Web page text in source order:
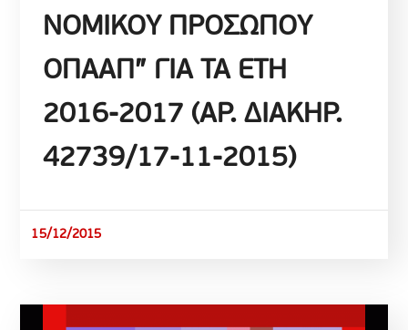
ΝΟΜΙΚΟΥ ΠΡΟΣΩΠΟΥ
ΟΠΑΑΠ” ΓΙΑ ΤΑ ΕΤΗ
2016-2017 (ΑΡ. ΔΙΑΚΗΡ.
42739/17-11-2015)
15/12/2015